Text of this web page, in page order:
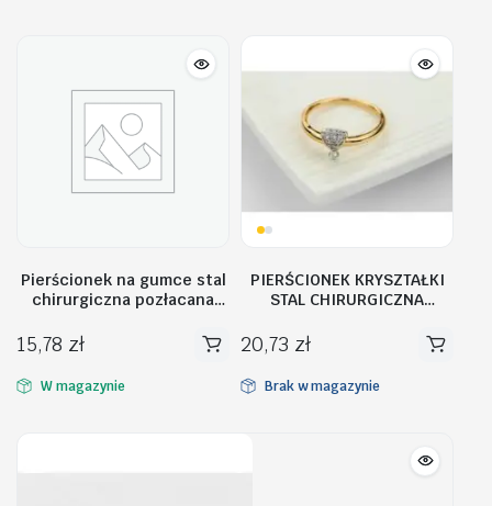
Pierścionek na gumce stal
chirurgiczna pozłacana
15,78 zł
W magazynie
PIERŚCIONEK KRYSZTAŁKI
STAL CHIRURGICZNA
pierścionków: US10 EU22
20,73 zł
Brak w magazynie